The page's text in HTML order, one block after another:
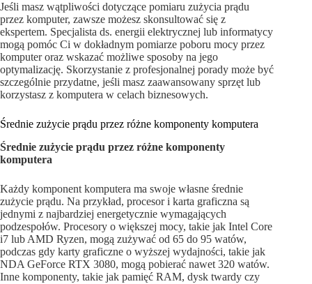
Jeśli masz wątpliwości dotyczące pomiaru zużycia prądu
przez komputer, zawsze możesz skonsultować się z
ekspertem. Specjalista ds. energii elektrycznej lub informatycy
mogą pomóc Ci w dokładnym pomiarze poboru mocy przez
komputer oraz wskazać możliwe sposoby na jego
optymalizację. Skorzystanie z profesjonalnej porady może być
szczególnie przydatne, jeśli masz zaawansowany sprzęt lub
korzystasz z komputera w celach biznesowych.
Średnie zużycie prądu przez różne komponenty komputera
Średnie zużycie prądu przez różne komponenty
komputera
Każdy komponent komputera ma swoje własne średnie
zużycie prądu. Na przykład, procesor i karta graficzna są
jednymi z najbardziej energetycznie wymagających
podzespołów. Procesory o większej mocy, takie jak Intel Core
i7 lub AMD Ryzen, mogą zużywać od 65 do 95 watów,
podczas gdy karty graficzne o wyższej wydajności, takie jak
NDA GeForce RTX 3080, mogą pobierać nawet 320 watów.
Inne komponenty, takie jak pamięć RAM, dysk twardy czy